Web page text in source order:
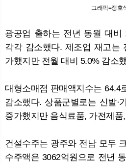
그래픽=정호
광공업 출하는 전년 동월 대비
각각 감소했다. 제조업 재고는
가했지만 전월 대비 5.0% 감소
대형소매점 판매액지수는 64.4
감소했다. 상품군별로는 신발·
증가했지만 음식료품, 가전제
건설수주는 광주와 전남 모두
수주액은 3062억원으로 전년